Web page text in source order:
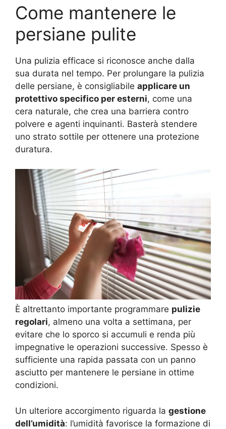
Come mantenere le
persiane pulite
Una pulizia efficace si riconosce anche dalla
sua durata nel tempo. Per prolungare la pulizia
delle persiane, è consigliabile applicare un
protettivo specifico per esterni, come una
cera naturale, che crea una barriera contro
polvere e agenti inquinanti. Basterà stendere
uno strato sottile per ottenere una protezione
duratura.
È altrettanto importante programmare pulizie
regolari, almeno una volta a settimana, per
evitare che lo sporco si accumuli e renda più
impegnative le operazioni successive. Spesso è
sufficiente una rapida passata con un panno
asciutto per mantenere le persiane in ottime
condizioni.
Un ulteriore accorgimento riguarda la gestione
dell’umidità: l’umidità favorisce la formazione di